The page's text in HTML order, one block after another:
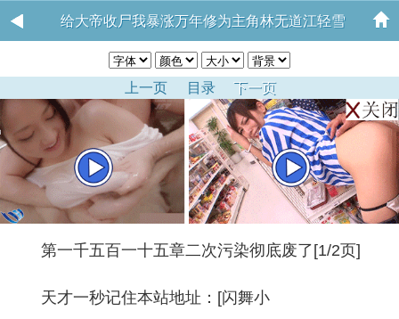
给大帝收尸我暴涨万年修为主角林无道江轻雪
上一页 目录 下一页
第一千五百一十五章二次污染彻底废了[1/2页]
天才一秒记住本站地址：[闪舞小